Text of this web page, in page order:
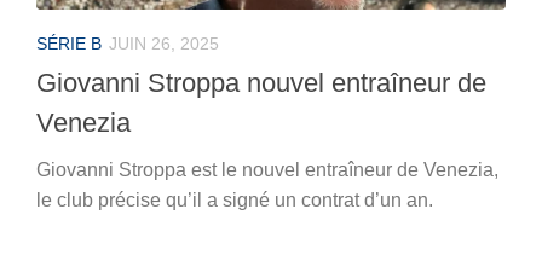
SÉRIE B JUIN 26, 2025
Giovanni Stroppa nouvel entraîneur de
Venezia
Giovanni Stroppa est le nouvel entraîneur de Venezia,
le club précise qu’il a signé un contrat d’un an.